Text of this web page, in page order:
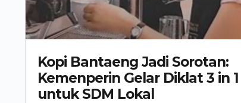
Kopi Bantaeng Jadi Sorotan:
Kemenperin Gelar Diklat 3 in 1
untuk SDM Lokal